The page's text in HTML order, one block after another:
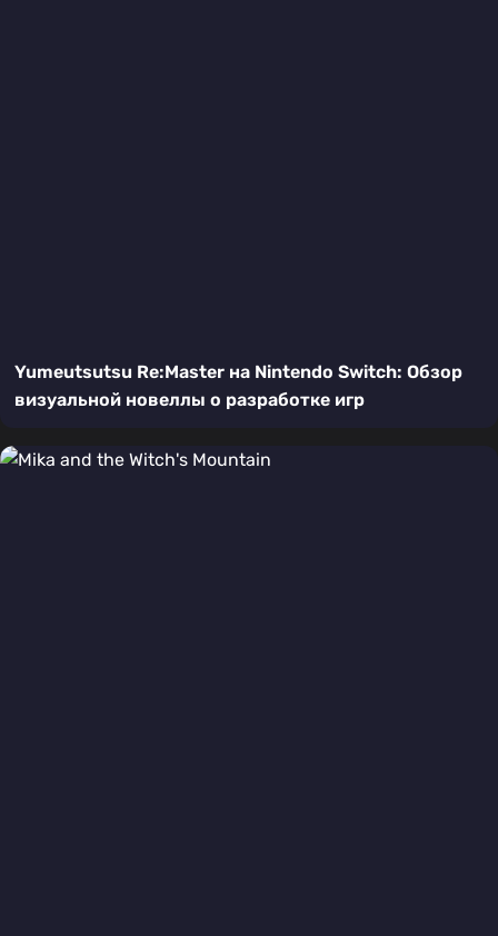
Yumeutsutsu Re:Master на Nintendo Switch: Обзор
визуальной новеллы о разработке игр